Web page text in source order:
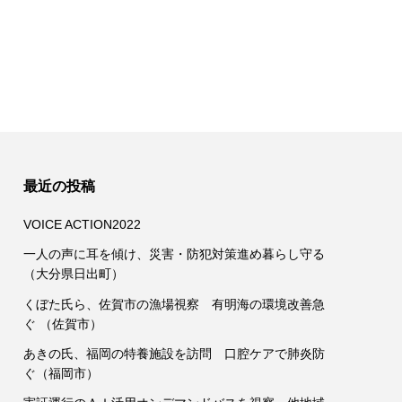
最近の投稿
VOICE ACTION2022
一人の声に耳を傾け、災害・防犯対策進め暮らし守る
（大分県日出町）
くぼた氏ら、佐賀市の漁場視察 有明海の環境改善急
ぐ （佐賀市）
あきの氏、福岡の特養施設を訪問 口腔ケアで肺炎防
ぐ（福岡市）